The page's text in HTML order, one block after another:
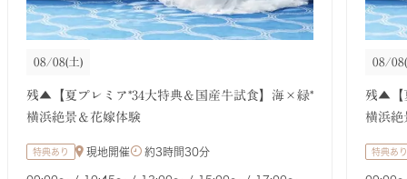
08/08(土)
残▲【夏プレミア*34大特典＆国産牛試食】海×緑*
横浜絶景＆花嫁体験
特典あり 現地開催 約3時間30分
08/08
残▲【
横浜絶
特典あり